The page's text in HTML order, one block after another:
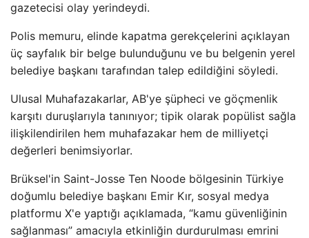
gazetecisi olay yerindeydi.
Polis memuru, elinde kapatma gerekçelerini açıklayan
üç sayfalık bir belge bulunduğunu ve bu belgenin yerel
belediye başkanı tarafından talep edildiğini söyledi.
Ulusal Muhafazakarlar, AB'ye şüpheci ve göçmenlik
karşıtı duruşlarıyla tanınıyor; tipik olarak popülist sağla
ilişkilendirilen hem muhafazakar hem de milliyetçi
değerleri benimsiyorlar.
Brüksel'in Saint-Josse Ten Noode bölgesinin Türkiye
doğumlu belediye başkanı Emir Kır, sosyal medya
platformu X'e yaptığı açıklamada, “kamu güvenliğinin
sağlanması” amacıyla etkinliğin durdurulması emrini